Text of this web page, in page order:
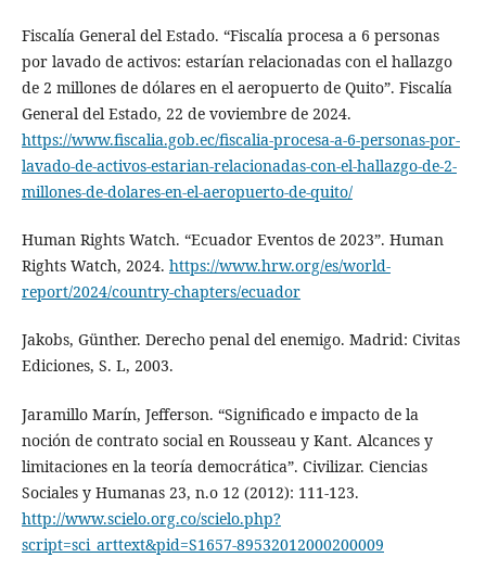
Fiscalía General del Estado. “Fiscalía procesa a 6 personas
por lavado de activos: estarían relacionadas con el hallazgo
de 2 millones de dólares en el aeropuerto de Quito”. Fiscalía
General del Estado, 22 de voviembre de 2024.
https://www.fiscalia.gob.ec/fiscalia-procesa-a-6-personas-por-
lavado-de-activos-estarian-relacionadas-con-el-hallazgo-de-2-
millones-de-dolares-en-el-aeropuerto-de-quito/
Human Rights Watch. “Ecuador Eventos de 2023”. Human
Rights Watch, 2024. https://www.hrw.org/es/world-
report/2024/country-chapters/ecuador
Jakobs, Günther. Derecho penal del enemigo. Madrid: Civitas
Ediciones, S. L, 2003.
Jaramillo Marín, Jefferson. “Significado e impacto de la
noción de contrato social en Rousseau y Kant. Alcances y
limitaciones en la teoría democrática”. Civilizar. Ciencias
Sociales y Humanas 23, n.o 12 (2012): 111-123.
http://www.scielo.org.co/scielo.php?
script=sci_arttext&pid=S1657-89532012000200009